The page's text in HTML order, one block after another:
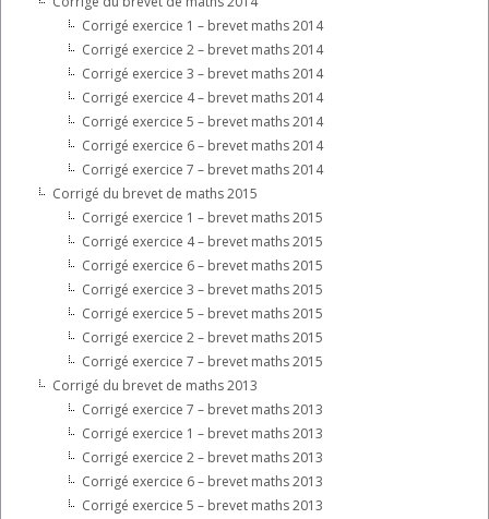
Corrigé exercice 1 – brevet maths 2014
Corrigé exercice 2 – brevet maths 2014
Corrigé exercice 3 – brevet maths 2014
Corrigé exercice 4 – brevet maths 2014
Corrigé exercice 5 – brevet maths 2014
Corrigé exercice 6 – brevet maths 2014
Corrigé exercice 7 – brevet maths 2014
Corrigé du brevet de maths 2015
Corrigé exercice 1 – brevet maths 2015
Corrigé exercice 4 – brevet maths 2015
Corrigé exercice 6 – brevet maths 2015
Corrigé exercice 3 – brevet maths 2015
Corrigé exercice 5 – brevet maths 2015
Corrigé exercice 2 – brevet maths 2015
Corrigé exercice 7 – brevet maths 2015
Corrigé du brevet de maths 2013
Corrigé exercice 7 – brevet maths 2013
Corrigé exercice 1 – brevet maths 2013
Corrigé exercice 2 – brevet maths 2013
Corrigé exercice 6 – brevet maths 2013
Corrigé exercice 5 – brevet maths 2013